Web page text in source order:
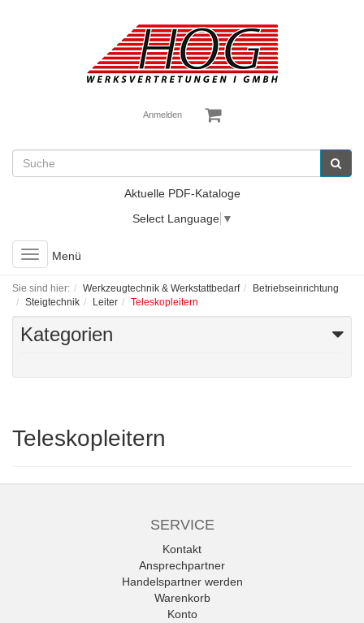
Anmelden
Aktuelle PDF-Kataloge
Select Language ▼
Toggle
navigation
Menü
Sie sind hier: Werkzeugtechnik & Werkstattbedarf
Betriebseinrichtung
Steigtechnik
Leiter Teleskopleitern
Kategorien
Teleskopleitern
SERVICE
Kontakt
Ansprechpartner
Handelspartner werden
Warenkorb
Konto